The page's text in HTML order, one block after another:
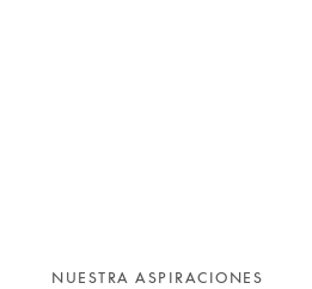
NUESTRA ASPIRACIONES